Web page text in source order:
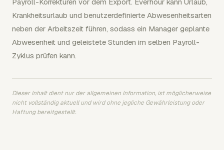
Krankheitsurlaub und benutzerdefinierte Abwesenheitsarten
neben der Arbeitszeit führen, sodass ein Manager geplante
Abwesenheit und geleistete Stunden im selben Payroll-
Zyklus prüfen kann.
Dieser Inhalt dient nur der allgemeinen Information, ist möglicherweise
nicht vollständig aktuell und wird ohne jegliche Gewährleistung oder
Haftung bereitgestellt.